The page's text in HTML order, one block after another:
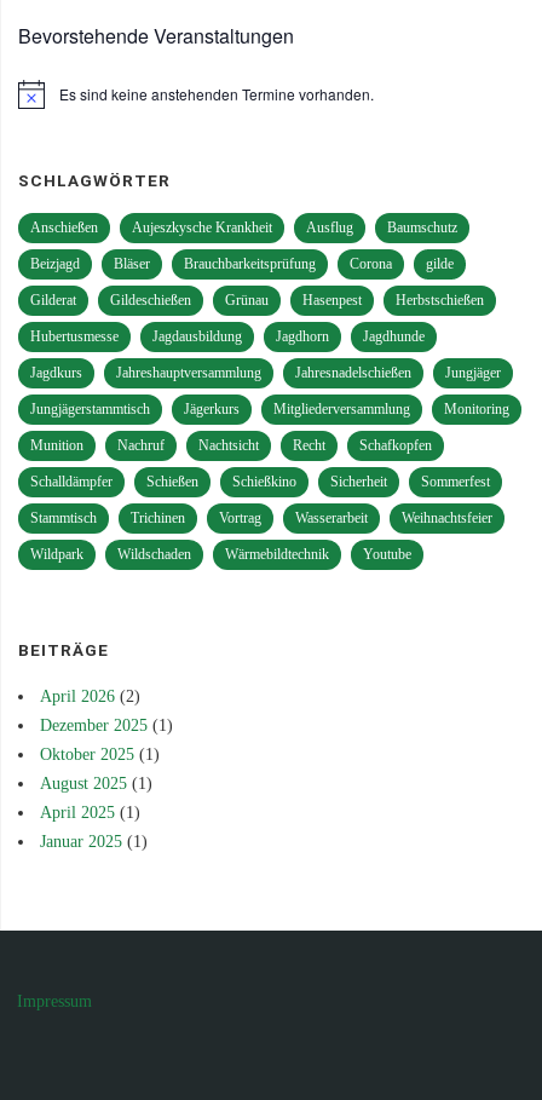
Bevorstehende Veranstaltungen
HinweisEs sind keine anstehenden Termine vorhanden.
SCHLAGWÖRTER
Anschießen Aujeszkysche Krankheit Ausflug Baumschutz
Beizjagd Bläser Brauchbarkeitsprüfung Corona gilde
Gilderat Gildeschießen Grünau Hasenpest Herbstschießen
Hubertusmesse Jagdausbildung Jagdhorn Jagdhunde
Jagdkurs Jahreshauptversammlung Jahresnadelschießen Jungjäger
Jungjägerstammtisch Jägerkurs Mitgliederversammlung Monitoring
Munition Nachruf Nachtsicht Recht Schafkopfen
Schalldämpfer Schießen Schießkino Sicherheit Sommerfest
Stammtisch Trichinen Vortrag Wasserarbeit Weihnachtsfeier
Wildpark Wildschaden Wärmebildtechnik Youtube
BEITRÄGE
April 2026 (2)
Dezember 2025 (1)
Oktober 2025 (1)
August 2025 (1)
April 2025 (1)
Januar 2025 (1)
Impressum